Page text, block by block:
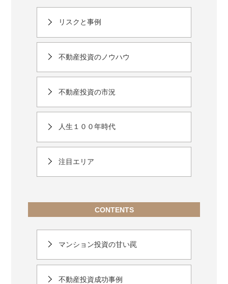
リスクと事例
不動産投資のノウハウ
不動産投資の市況
人生１００年時代
注目エリア
CONTENTS
マンション投資の甘い罠
不動産投資成功事例